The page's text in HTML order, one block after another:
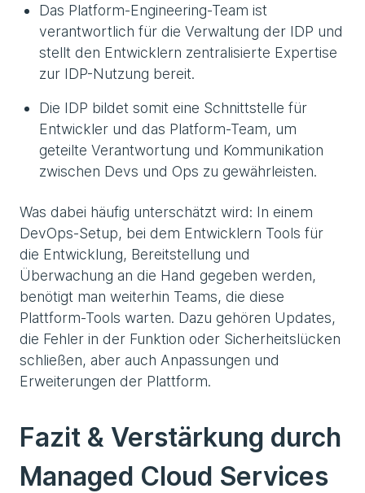
Das Platform-Engineering-Team ist
verantwortlich für die Verwaltung der IDP und
stellt den Entwicklern zentralisierte Expertise
zur IDP-Nutzung bereit.
Die IDP bildet somit eine Schnittstelle für
Entwickler und das Platform-Team, um
geteilte Verantwortung und Kommunikation
zwischen Devs und Ops zu gewährleisten.
Was dabei häufig unterschätzt wird: In einem
DevOps-Setup, bei dem Entwicklern Tools für
die Entwicklung, Bereitstellung und
Überwachung an die Hand gegeben werden,
benötigt man weiterhin Teams, die diese
Plattform-Tools warten. Dazu gehören Updates,
die Fehler in der Funktion oder Sicherheitslücken
schließen, aber auch Anpassungen und
Erweiterungen der Plattform.
Fazit & Verstärkung durch
Managed Cloud Services